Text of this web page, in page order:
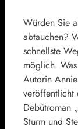
Würden Sie
abtauchen?
schnellste
möglich.
Autorin
veröffentlicht
Debütroman
Sturm und